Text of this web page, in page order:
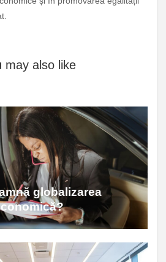
may also like
globalizarea